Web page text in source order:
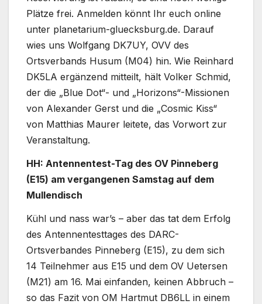
Plätze frei. Anmelden könnt Ihr euch online
unter planetarium-gluecksburg.de. Darauf
wies uns Wolfgang DK7UY, OVV des
Ortsverbands Husum (M04) hin. Wie Reinhard
DK5LA ergänzend mitteilt, hält Volker Schmid,
der die „Blue Dot“- und „Horizons“-Missionen
von Alexander Gerst und die „Cosmic Kiss“
von Matthias Maurer leitete, das Vorwort zur
Veranstaltung.
HH: Antennentest-Tag des OV Pinneberg
(E15) am vergangenen Samstag auf dem
Mullendisch
Kühl und nass war’s – aber das tat dem Erfolg
des Antennentesttages des DARC-
Ortsverbandes Pinneberg (E15), zu dem sich
14 Teilnehmer aus E15 und dem OV Uetersen
(M21) am 16. Mai einfanden, keinen Abbruch –
so das Fazit von OM Hartmut DB6LL in einem